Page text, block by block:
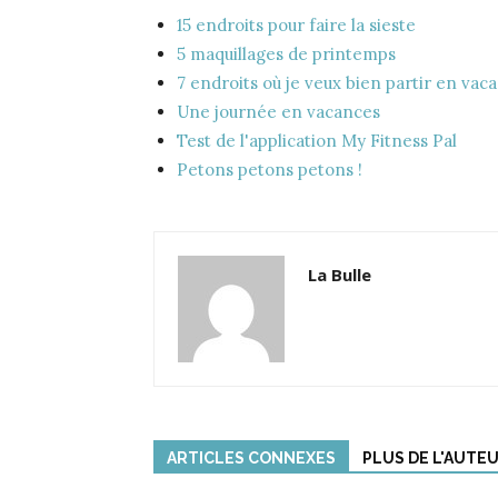
15 endroits pour faire la sieste
5 maquillages de printemps
7 endroits où je veux bien partir en
Une journée en vacances
Test de l'application My Fitness Pal
Petons petons petons !
La Bulle
ARTICLES CONNEXES PLUS DE